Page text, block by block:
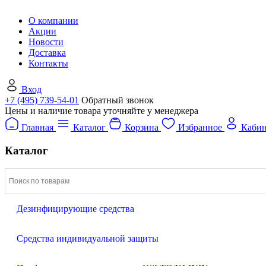
О компании
Акции
Новости
Доставка
Контакты
Вход
+7 (495) 739-54-01 Обратный звонок
Цены и наличие товара уточняйте у менеджера
Главная
Каталог Корзина Избранное
Каталог
Дезинфицирующие средства
Средства индивидуальной защиты